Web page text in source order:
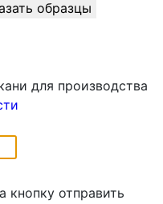
образцы
для производства
кнопку отправить